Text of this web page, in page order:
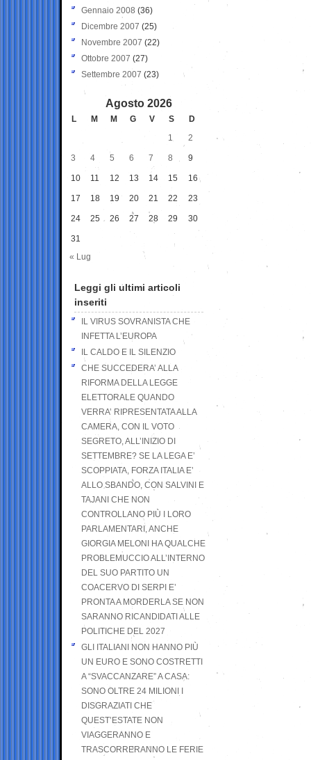
Gennaio 2008 (36)
Dicembre 2007 (25)
Novembre 2007 (22)
Ottobre 2007 (27)
Settembre 2007 (23)
Agosto 2026
L M M G V S
D
1
2
3 4 5 6 7 8 9
10 11 12 13 14 15 16
17 18 19 20 21 22 23
24 25 26 27 28 29 30
31
« Lug
Leggi gli ultimi articoli
inseriti
IL VIRUS SOVRANISTA CHE
INFETTA L’EUROPA
IL CALDO E IL SILENZIO
CHE SUCCEDERA’ ALLA
RIFORMA DELLA LEGGE
ELETTORALE QUANDO
VERRA’ RIPRESENTATA ALLA
CAMERA, CON IL VOTO
SEGRETO, ALL’INIZIO DI
SETTEMBRE? SE LA LEGA E’
SCOPPIATA, FORZA ITALIA E’
ALLO SBANDO, CON SALVINI E
TAJANI CHE NON
CONTROLLANO PIÙ I LORO
PARLAMENTARI, ANCHE
GIORGIA MELONI HA QUALCHE
PROBLEMUCCIO ALL’INTERNO
DEL SUO PARTITO UN
COACERVO DI SERPI E’
PRONTA A MORDERLA SE NON
SARANNO RICANDIDATI ALLE
POLITICHE DEL 2027
GLI ITALIANI NON HANNO PIÙ
UN EURO E SONO COSTRETTI
A “SVACCANZARE” A CASA:
SONO OLTRE 24 MILIONI I
DISGRAZIATI CHE
QUEST’ESTATE NON
VIAGGERANNO E
TRASCORRERANNO LE FERIE